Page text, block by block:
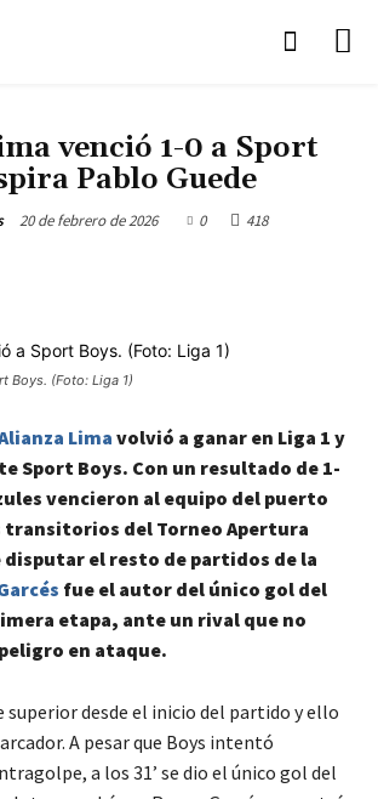
venció 1-0 a Sport
Pablo Guede
20 de febrero de 2026 0 418
Boys. (Foto: Liga 1)
Limavolvió a ganar en Liga 1 y
Sport Boys. Con un resultado de 1-
vencieron al equipo del puerto
transitorios del Torneo Apertura
disputar el resto de partidos de la
fue el autor del único gol del
etapa, ante un rival que no
en ataque.
superior desde el inicio del partido y ello
A pesar que Boys intentó
a los 31’ se dio el único gol del